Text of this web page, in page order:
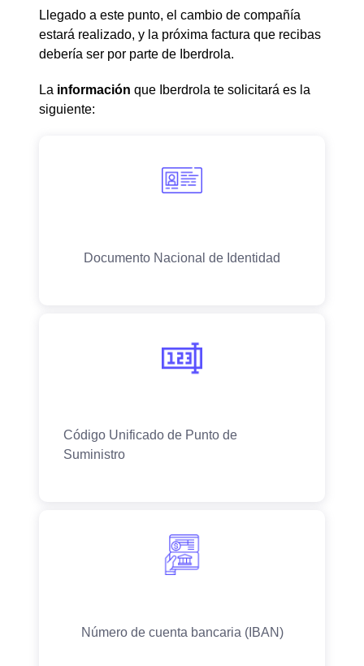
Llegado a este punto, el cambio de compañía
estará realizado, y la próxima factura que recibas
debería ser por parte de Iberdrola.
La información que Iberdrola te solicitará es la
siguiente: